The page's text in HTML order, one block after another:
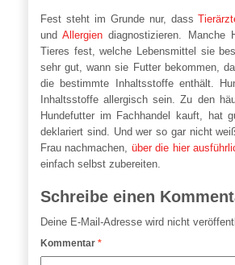
Fest steht im Grunde nur, dass
undAllergien diagnostizieren. Manche
Tieres fest, welche Lebensmittel sie
sehr gut, wann sie Futter bekommen,
die bestimmte Inhaltsstoffe enthält.
Inhaltsstoffe allergisch sein. Zu den
Hundefutter im Fachhandel kauft, hat
deklariert sind. Und wer so gar nicht
Frau nachmachen, über die hier
einfach selbst zubereiten.
Schreibe einen
Deine E-Mail-Adresse wird nicht
Kommentar *